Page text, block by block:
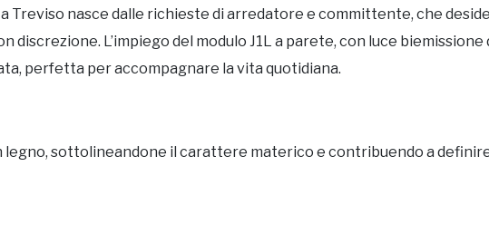
Treviso nasce dalle richieste di arredatore e committente, che
discrezione. L’impiego del modulo J1L a parete, con luce
perfetta per accompagnare la vita quotidiana.
sottolineandone il carattere materico e contribuendo a